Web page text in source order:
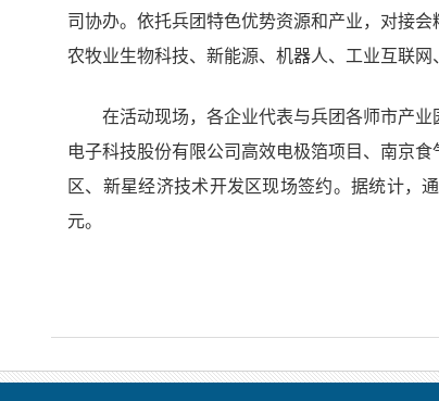
司协办。依托兵团特色优势资源和产业，对接
农牧业生物科技、新能源、机器人、工业互联网
在活动现场，各企业代表与兵团各师市产
电子科技股份有限公司高效电极箔项目、南京
区、新星经济技术开发区现场签约。据统计，
元。